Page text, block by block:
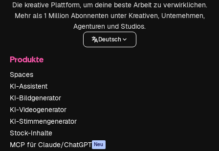
Die kreative Plattform, um deine beste Arbeit zu verwirklichen.
Mehr als 1 Million Abonnenten unter Kreativen, Unternehmen,
Agenturen und Studios.
Deutsch
Produkte
Spaces
KI-Assistent
KI-Bildgenerator
KI-Videogenerator
KI-Stimmengenerator
Stock-Inhalte
MCP für Claude/ChatGPT Neu